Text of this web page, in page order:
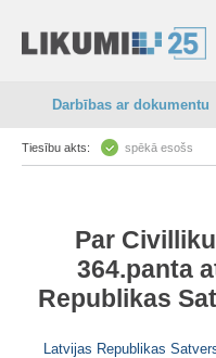
Darbības ar dokumentu
Tiesību akts: spēkā esošs
Par
364.panta
Republikas
Latvijas Republikas